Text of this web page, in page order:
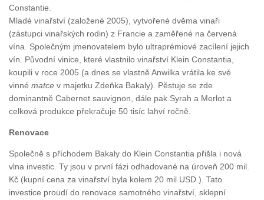
Constantie.
Mladé vinařství (založené 2005), vytvořené dvěma vinaři
(zástupci vinařských rodin) z Francie a zaměřené na červená
vína. Společným jmenovatelem bylo ultraprémiové zacílení jejich
vín. Původní vinice, které vlastnilo vinařství Klein Constantia,
koupili v roce 2005 (a dnes se vlastně Anwilka vrátila ke své
vinné matce v majetku Zdeňka Bakaly). Pěstuje se zde
dominantně Cabernet sauvignon, dále pak Syrah a Merlot a
celková produkce překračuje 50 tisíc lahví ročně.
Renovace
Společně s příchodem Bakaly do Klein Constantia přišla i nová
vlna investic. Ty jsou v první fázi odhadované na úroveň 200 mil.
Kč (kupní cena za vinařství byla kolem 20 mil USD.). Tato
investice proudí do renovace samotného vinařství, sklepní